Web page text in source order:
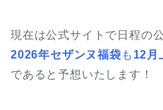
現在は公式サイトで日程の
2026年セザンヌ福袋 も 12月
であると予想いたします！